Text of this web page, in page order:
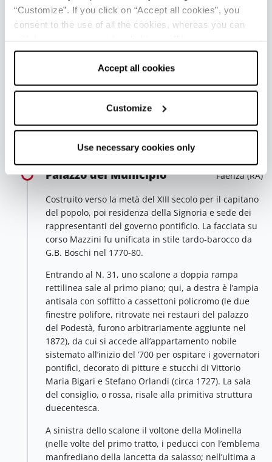
“Customize”. If you click on “Accept all cookies”, you
consent to the use of all the cookies, whereas you can
cookies only” and only the technical cookies for the
correct functioning of the website will be used.
Accept all cookies
Customize
Use necessary cookies only
portico prospiciente la torre dell'Orologio, addossato
all’attuale municipio, prolungato a tutto il lato ovest
della piazza nel 1612 e modificato nel 1859.
Al 1759 risale quello del lato opposto, progettato da
G.B. Campidori e rifatto nel 1875 e nel 1931-32. Sul
palazzo Zauli Naldi.
Affianca la torre dell’Orologio il Palazzo comunale,
poi del Podestà. Sull’altro lato della piazza è il
Palazzo del Municipio Faenza (RA)
Costruito verso la metà del XIII secolo per il capitano
del popolo, poi residenza della Signoria e sede dei
rappresentanti del governo pontificio. La facciata su
corso Mazzini fu unificata in stile tardo-barocco da
G.B. Boschi nel 1770-80.
Entrando al N. 31, uno scalone a doppia rampa
rettilinea sale al primo piano; qui, a destra è l’ampia
antisala con soffitto a cassettoni policromo (le due
finestre polifore, ritrovate nei restauri del palazzo
del Podestà, furono arbitrariamente aggiunte nel
1872), da cui si accede all’appartamento nobile
sistemato all’inizio del ’700 per ospitare i governatori
pontifici, decorato di pitture e stucchi di Vittorio
Maria Bigari e Stefano Orlandi (circa 1727). La sala
del consiglio, o rossa, risale alla primitiva struttura
duecentesca.
A sinistra dello scalone il voltone della Molinella
(nelle volte del primo tratto, i peducci con l’emblema
manfrediano della lancetta da salasso; nell’ultima a